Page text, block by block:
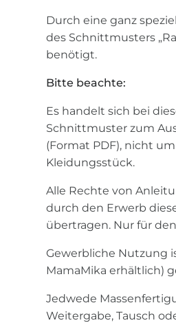
Durch eine ganz
des Schnittmusters
benötigt.
Bitte beachte:
Es handelt sich bei
Schnittmuster zum
(Format PDF), nicht
Kleidungsstück.
Alle Rechte von
durch den Erwerb
übertragen. Nur für
Gewerbliche Nutzung
MamaMika erhältlich)
Jedwede
Weitergabe, Tausch